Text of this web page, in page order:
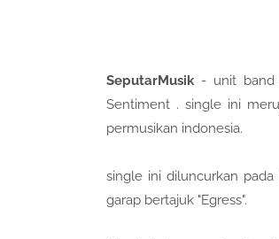
SeputarMusik- unit band
Sentiment . single ini
permusikan indonesia.
single ini diluncurkan
garap bertajuk "Egress".